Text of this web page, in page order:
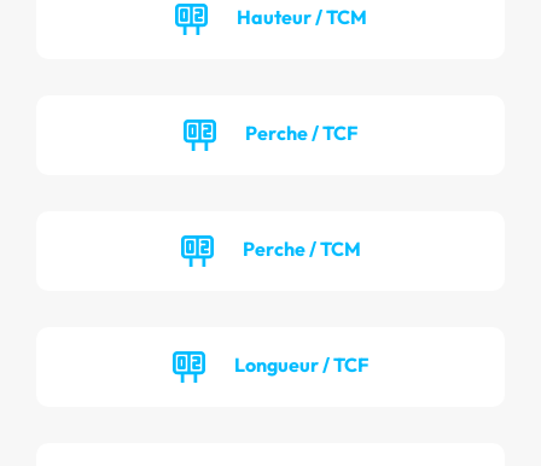
Hauteur / TCM
Perche / TCF
Perche / TCM
Longueur / TCF